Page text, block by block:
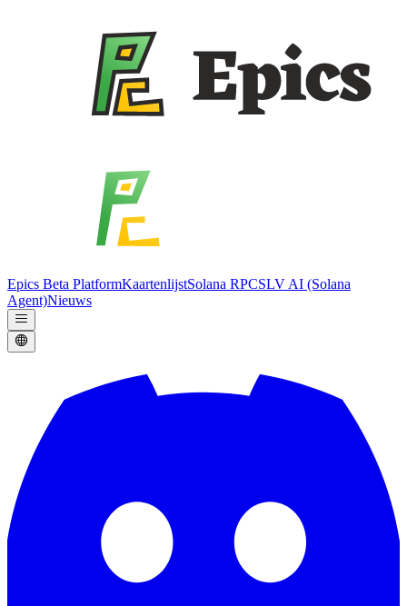
Epics Beta PlatformKaartenlijstSolana RPCSLV AI (Solana
Agent)Nieuws